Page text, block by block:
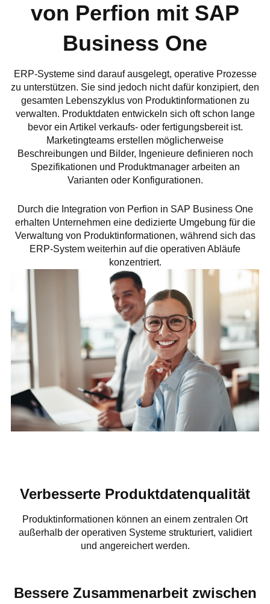
von Perfion mit SAP
Business One
ERP-Systeme sind darauf ausgelegt, operative Prozesse
zu unterstützen. Sie sind jedoch nicht dafür konzipiert, den
gesamten Lebenszyklus von Produktinformationen zu
verwalten. Produktdaten entwickeln sich oft schon lange
bevor ein Artikel verkaufs- oder fertigungsbereit ist.
Marketingteams erstellen möglicherweise
Beschreibungen und Bilder, Ingenieure definieren noch
Spezifikationen und Produktmanager arbeiten an
Varianten oder Konfigurationen.
Durch die Integration von Perfion in SAP Business One
erhalten Unternehmen eine dedizierte Umgebung für die
Verwaltung von Produktinformationen, während sich das
ERP-System weiterhin auf die operativen Abläufe
konzentriert.
Verbesserte Produktdatenqualität
Produktinformationen können an einem zentralen Ort
außerhalb der operativen Systeme strukturiert, validiert
und angereichert werden.
Bessere Zusammenarbeit zwischen